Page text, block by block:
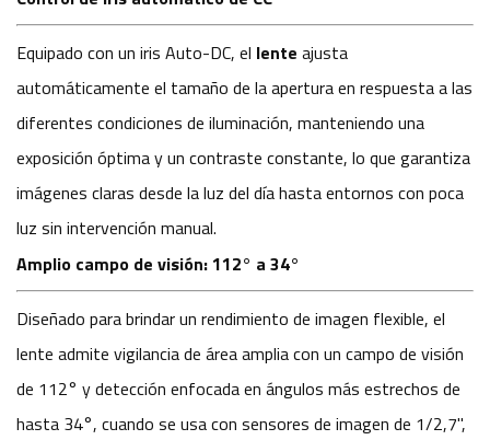
Equipado con un iris Auto-DC, el lente ajusta
automáticamente el tamaño de la apertura en respuesta a las
diferentes condiciones de iluminación, manteniendo una
exposición óptima y un contraste constante, lo que garantiza
imágenes claras desde la luz del día hasta entornos con poca
luz sin intervención manual.
Amplio campo de visión: 112° a 34°
Diseñado para brindar un rendimiento de imagen flexible, el
lente admite vigilancia de área amplia con un campo de visión
de 112° y detección enfocada en ángulos más estrechos de
hasta 34°, cuando se usa con sensores de imagen de 1/2,7",